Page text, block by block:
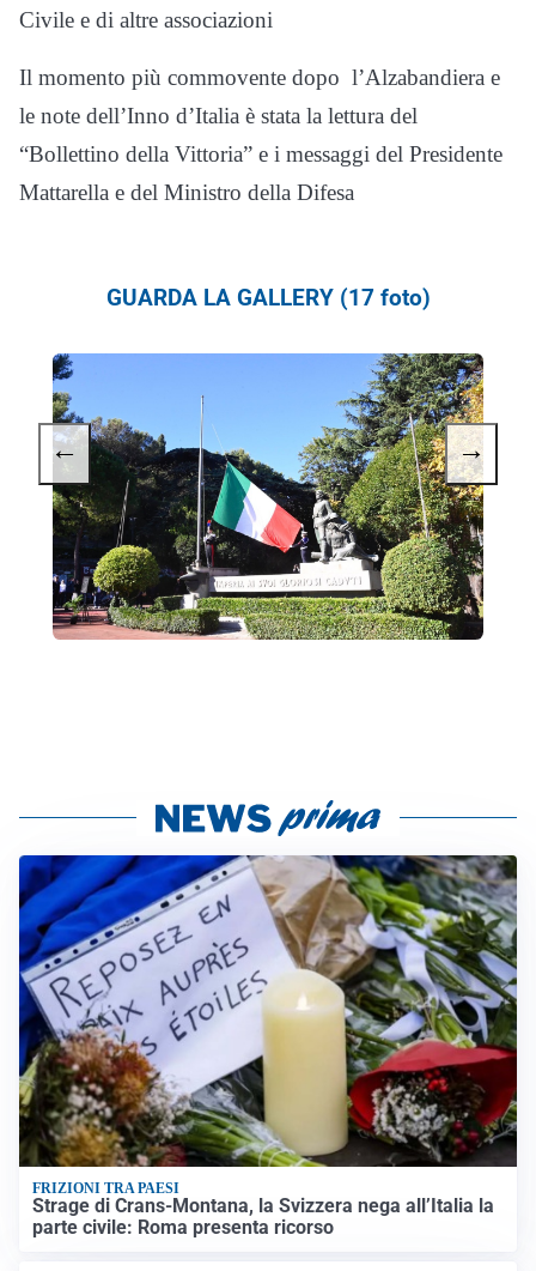
Civile e di altre associazioni
Il momento più commovente dopo l’Alzabandiera e
le note dell’Inno d’Italia è stata la lettura del
“Bollettino della Vittoria” e i messaggi del Presidente
Mattarella e del Ministro della Difesa
GUARDA LA GALLERY (17 foto)
← →
FRIZIONI TRA PAESI
Strage di Crans-Montana, la Svizzera nega all’Italia la
parte civile: Roma presenta ricorso